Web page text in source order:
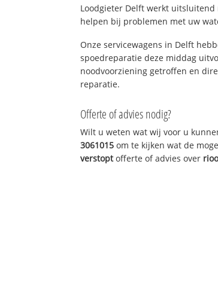
Loodgieter Delft werkt
helpen bij problemen met uw
Onze servicewagens in Delft
spoedreparatie deze middag
noodvoorziening getroffen en
reparatie.
Offerte of advies nodig?
Wilt u weten wat wij voor u
3061015 om te kijken wat de
verstoptofferte of advies over